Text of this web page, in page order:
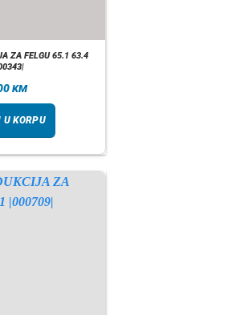
ZA FELGU 65.1 63.4
KM
U KORPU